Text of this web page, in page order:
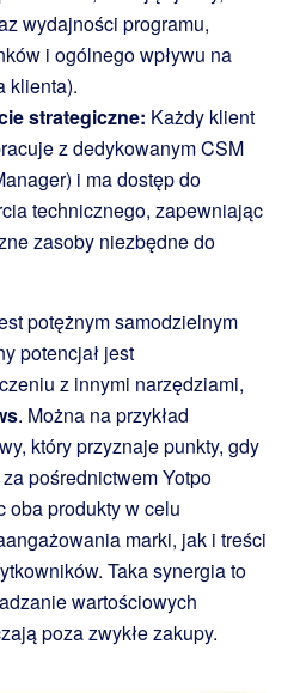
wydajności programu,
i ogólnego wpływu na
klienta).
strategiczne: Każdy klient
z dedykowanym CSM
i ma dostęp do
technicznego, zapewniając
zasoby niezbędne do
potężnym samodzielnym
potencjał jest
z innymi narzędziami,
. Można na przykład
który przyznaje punkty, gdy
pośrednictwem Yotpo
oba produkty w celu
marki, jak i treści
Taka synergia to
wartościowych
poza zwykłe zakupy.